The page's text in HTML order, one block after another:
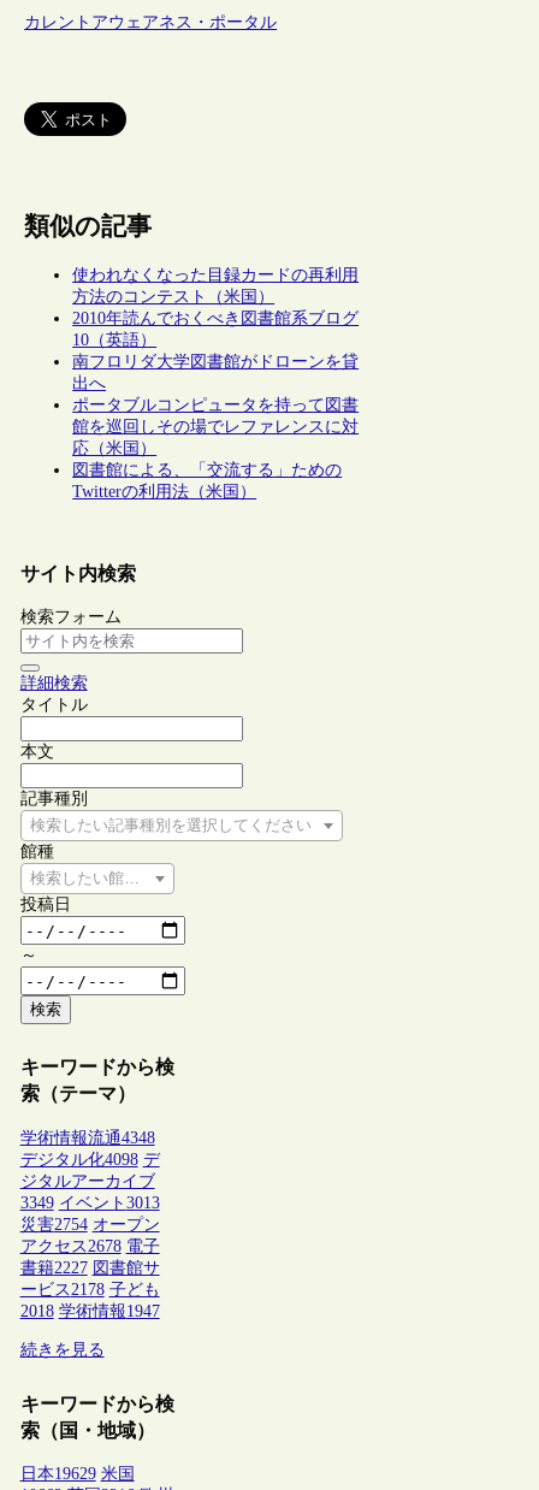
カレントアウェアネス・ポータル
類似の記事
使われなくなった目録カードの再利用
方法のコンテスト（米国）
2010年読んでおくべき図書館系ブログ
10（英語）
南フロリダ大学図書館がドローンを貸
出へ
ポータブルコンピュータを持って図書
館を巡回しその場でレファレンスに対
応（米国）
図書館による、「交流する」ための
Twitterの利用法（米国）
サイト内検索
検索フォーム
詳細検索
タイトル
本文
記事種別
検索したい記事種別を選択してください
館種
検索したい館種を選択してください
投稿日
～
検索
キーワードから検
索（テーマ）
学術情報流通4348
デジタル化4098 デ
ジタルアーカイブ
3349 イベント 3013
災害2754 オープン
アクセス 2678 電子
書籍2227 図書館サ
ービス 2178 子ども
2018 学術情報1947
続きを見る
キーワードから検
索（国・地域）
日本19629 米国